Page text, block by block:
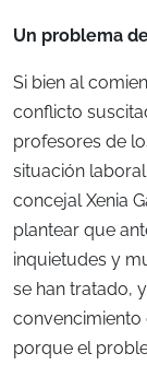
Un problema
Si bien al
conflicto
profesores de
situación
concejal Xenia
plantear que
inquietudes y
se han tratado,
convencimiento
porque el